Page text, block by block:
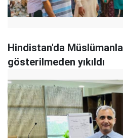
Hindistan'da
gösterilmeden yıkıldı